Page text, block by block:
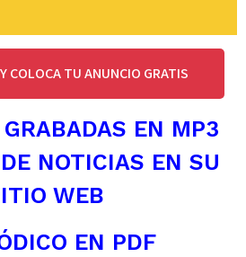
COLOCA TU ANUNCIO GRATIS
EN MP3
NOTICIAS EN SU
WEB
EN PDF